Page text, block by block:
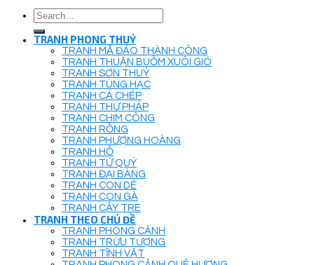
Search
for:
TRANH PHONG THUỶ
TRANH MÃ ĐÁO THÀNH CÔNG
TRANH THUẬN BUỒM XUÔI GIÓ
TRANH SƠN THUỶ
TRANH TÙNG HẠC
TRANH CÁ CHÉP
TRANH THƯ PHÁP
TRANH CHIM CÔNG
TRANH RỒNG
TRANH PHƯỢNG HOÀNG
TRANH HỔ
TRANH TỨ QUÝ
TRANH ĐẠI BÀNG
TRANH CON DÊ
TRANH CON GÀ
TRANH CÂY TRE
TRANH THEO CHỦ ĐỀ
TRANH PHONG CẢNH
TRANH TRỪU TƯỢNG
TRANH TĨNH VẬT